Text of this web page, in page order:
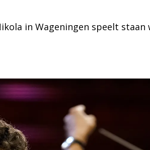
in Wageningen speelt staan